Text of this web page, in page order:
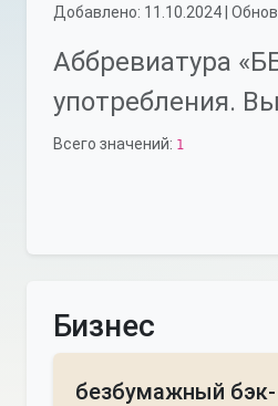
Добавлено: 11.10.2024 |
Аббревиатура
употребления.
Всего значений: 1
Бизнес
безбумажный